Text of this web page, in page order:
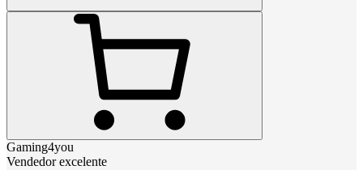
Gaming4you
Vendedor excelente